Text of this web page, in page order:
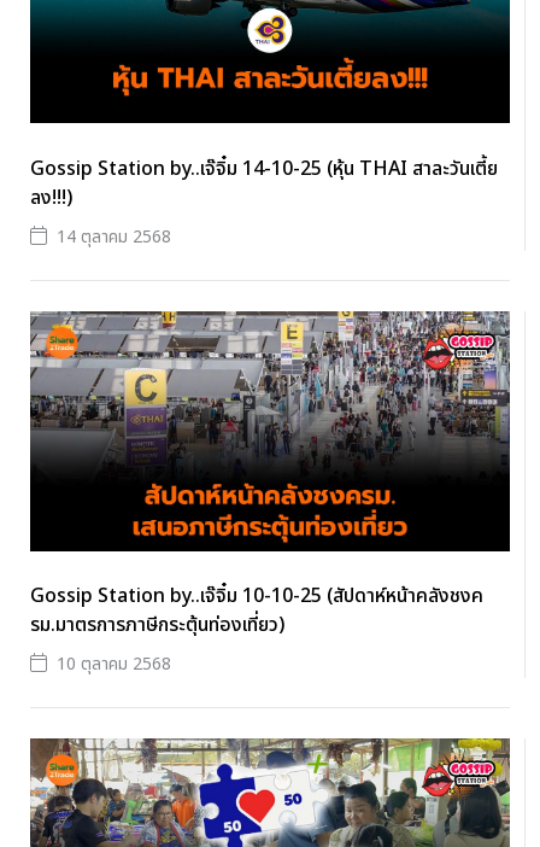
Gossip Station by..เจ๊จิ๋ม 14-10-25 (หุ้น THAI สาละวันเตี้ย
ลง!!!)
14 ตุลาคม 2568
Gossip Station by..เจ๊จิ๋ม 10-10-25 (สัปดาห์หน้าคลังชงค
รม.มาตรการภาษีกระตุ้นท่องเที่ยว)
10 ตุลาคม 2568